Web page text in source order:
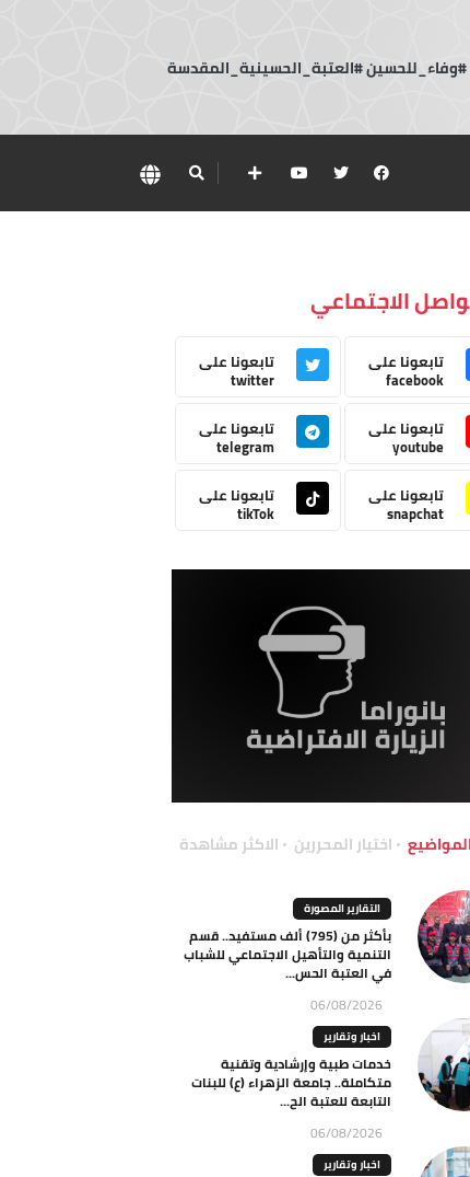
#وفاء_للحسين #العتبة_الحسينية_المقدسة
الاجتماعي
تابعونا على
facebook
تابعونا على
twitter
تابعونا على
youtube
تابعونا على
telegram
تابعونا على
snapchat
تابعونا على
tikTok
اختيار المحررين الاكثر مشاهدة
التقارير المصورة
بأكثر من (795) ألف مستفيد.. قسم
التنمية والتأهيل الاجتماعي للشباب
في العتبة الحس...
06/08/2026
اخبار وتقارير
خدمات طبية وإرشادية وتقنية
متكاملة.. جامعة الزهراء (ع) للبنات
التابعة للعتبة الح...
06/08/2026
اخبار وتقارير